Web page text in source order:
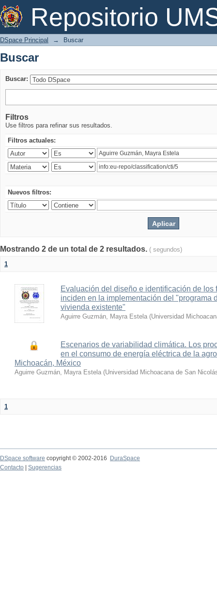
Repositorio
Buscar
DSpace Principal → Buscar
Buscar
Buscar:
Filtros
Use filtros para refinar sus resultados.
Filtros actuales:
Nuevos filtros:
Mostrando 2 de un total de 2 resultados. ( segundos)
1
Evaluación del diseño e identificación de los
inciden en la implementación del "programa
vivienda existente"
Aguirre Guzmán, Mayra Estela (Universidad
Escenarios de variabilidad climática. Los
en el consumo de energía eléctrica de la
Michoacán, México
Aguirre Guzmán, Mayra Estela (Universidad Michoacana de San
1
DSpace software copyright © 2002-2016
DuraSpace
Contacto
Sugerencias